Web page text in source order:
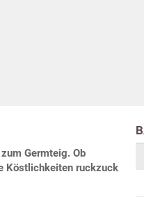
Germteig. Ob
Köstlichkeiten ruckzuck